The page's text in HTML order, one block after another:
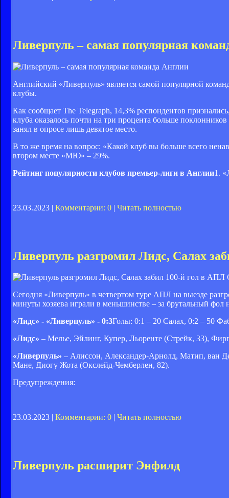
Ливерпуль – самая популярная
Английский «Ливерпуль» является самой популярной
клубы.
Как сообщает The Telegraph, 14,3% респондентов
клуба оказалось почти на три процента больше
занял в опросе лишь девятое место.
В то же время на вопрос: «Какой клуб вы больше всего
втором месте «МЮ» – 29%.
Рейтинг популярности клубов премьер-лиги в Англии1.
23.03.2023 | Комментарии: 0 | Читать полностью
Ливерпуль разгромил Лидс, Салах
Сегодня «Ливерпуль» в четвертом туре АПЛ на выезде
минуты хозяева играли в меньшинстве – за брутальный
«Лидс» - «Ливерпуль» - 0:3Голы: 0:1 – 20 Салах, 0:2 – 50
«Лидс» – Мелье, Эйлинг, Купер, Льоренте (Стрейк, 33),
«Ливерпуль» – Алиссон, Александер-Арнолд, Матип, ван
Мане, Диогу Жота (Окслейд-Чемберлен, 82).
Предупреждения:
23.03.2023 | Комментарии: 0 | Читать полностью
Ливерпуль расширит Энфилд